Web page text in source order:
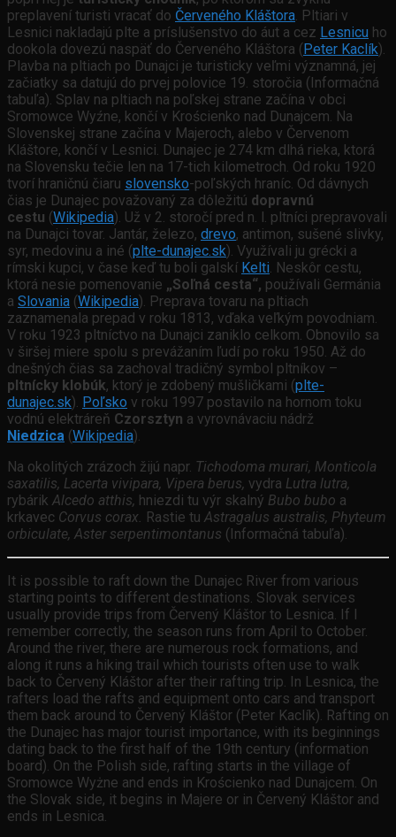
preplavení turisti vracať do Červeného Kláštora. Pltiari v
Lesnici nakladajú plte a príslušenstvo do áut a cez Lesnicu ho
dookola dovezú naspäť do Červeného Kláštora (Peter Kaclík).
Plavba na pltiach po Dunajci je turisticky veľmi významná, jej
začiatky sa datujú do prvej polovice 19. storočia (Informačná
tabuľa). Splav na pltiach na poľskej strane začína v obci
Sromowce Wyźne, končí v Krościenko nad Dunajcem. Na
Slovenskej strane začína v Majeroch, alebo v Červenom
Kláštore, končí v Lesnici. Dunajec je 274 km dlhá rieka, ktorá
na Slovensku tečie len na 17-tich kilometroch. Od roku 1920
tvorí hraničnú čiaru slovensko-poľských hraníc. Od dávnych
čias je Dunajec považovaný za dôležitú dopravnú
cestu (Wikipedia). Už v 2. storočí pred n. l. pltníci prepravovali
na Dunajci tovar. Jantár, železo, drevo, antimon, sušené slivky,
syr, medovinu a iné (plte-dunajec.sk). Využívali ju grécki a
rímski kupci, v čase keď tu boli galskí Kelti. Neskôr cestu,
ktorá nesie pomenovanie „Soľná cesta“, používali Germánia
a Slovania (Wikipedia). Preprava tovaru na pltiach
zaznamenala prepad v roku 1813, vďaka veľkým povodniam.
V roku 1923 pltníctvo na Dunajci zaniklo celkom. Obnovilo sa
v širšej miere spolu s prevážaním ľudí po roku 1950. Až do
dnešných čias sa zachoval tradičný symbol pltníkov –
pltnícky klobúk, ktorý je zdobený mušličkami (plte-
dunajec.sk). Poľsko v roku 1997 postavilo na hornom toku
vodnú elektráreň Czorsztyn a vyrovnávaciu nádrž
Niedzica (Wikipedia).
Na okolitých zrázoch žijú napr. Tichodoma murari, Monticola
saxatilis, Lacerta vivipara, Vipera berus, vydra Lutra lutra,
rybárik Alcedo atthis, hniezdi tu výr skalný Bubo bubo a
krkavec Corvus corax. Rastie tu Astragalus australis, Phyteum
orbiculate, Aster serpentimontanus (Informačná tabuľa).
It is possible to raft down the Dunajec River from various
starting points to different destinations. Slovak services
usually provide trips from Červený Kláštor to Lesnica. If I
remember correctly, the season runs from April to October.
Around the river, there are numerous rock formations, and
along it runs a hiking trail which tourists often use to walk
back to Červený Kláštor after their rafting trip. In Lesnica, the
rafters load the rafts and equipment onto cars and transport
them back around to Červený Kláštor (Peter Kaclík). Rafting on
the Dunajec has major tourist importance, with its beginnings
dating back to the first half of the 19th century (information
board). On the Polish side, rafting starts in the village of
Sromowce Wyżne and ends in Krościenko nad Dunajcem. On
the Slovak side, it begins in Majere or in Červený Kláštor and
ends in Lesnica.